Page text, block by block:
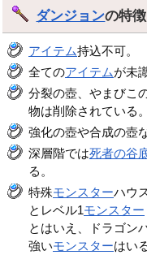
ダンジョンの特
アイテム持込不可。
全てのアイテムが未
分裂の壺、やまびこ
物は削除されている。
強化の壺や合成の壺
深層階では死者の谷
る。
特殊モンスターハウ
とレベル1モンスター
とはいえ、ドラゴン
強いモンスターはい